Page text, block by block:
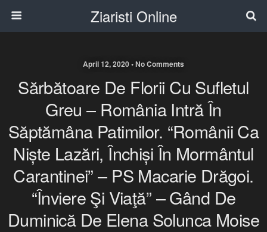
Ziaristi Online
April 12, 2020 • No Comments
Sărbătoare De Florii Cu Sufletul
Greu – România Intră În
Săptămâna Patimilor. “Românii Ca
Niște Lazări, Închiși În Mormântul
Carantinei” – PS Macarie Drăgoi.
“Înviere Şi Viaţă” – Gând De
Duminică De Elena Solunca Moise